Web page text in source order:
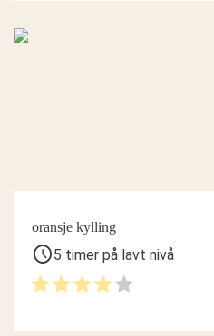
oransje kylling
schedule5 timer på lavt nivå